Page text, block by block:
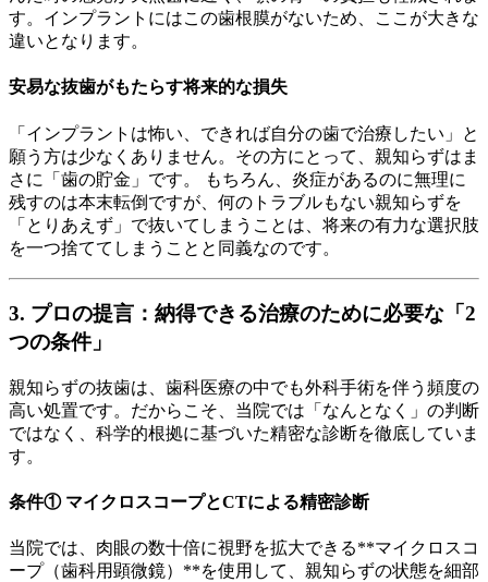
す。インプラントにはこの歯根膜がないため、ここが大きな
違いとなります。
安易な抜歯がもたらす将来的な損失
「インプラントは怖い、できれば自分の歯で治療したい」と
願う方は少なくありません。その方にとって、親知らずはま
さに「歯の貯金」です。 もちろん、炎症があるのに無理に
残すのは本末転倒ですが、何のトラブルもない親知らずを
「とりあえず」で抜いてしまうことは、将来の有力な選択肢
を一つ捨ててしまうことと同義なのです。
3. プロの提言：納得できる治療のために必要な「2
つの条件」
親知らずの抜歯は、歯科医療の中でも外科手術を伴う頻度の
高い処置です。だからこそ、当院では「なんとなく」の判断
ではなく、科学的根拠に基づいた精密な診断を徹底していま
す。
条件① マイクロスコープとCTによる精密診断
当院では、肉眼の数十倍に視野を拡大できる**マイクロスコ
ープ（歯科用顕微鏡）**を使用して、親知らずの状態を細部